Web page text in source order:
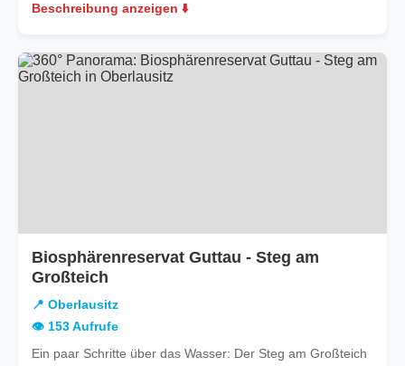
Beschreibung anzeigen ⬇️
Biosphärenreservat Guttau - Steg am
Großteich
📍 Oberlausitz
👁️ 153 Aufrufe
Ein paar Schritte über das Wasser: Der Steg am Großteich